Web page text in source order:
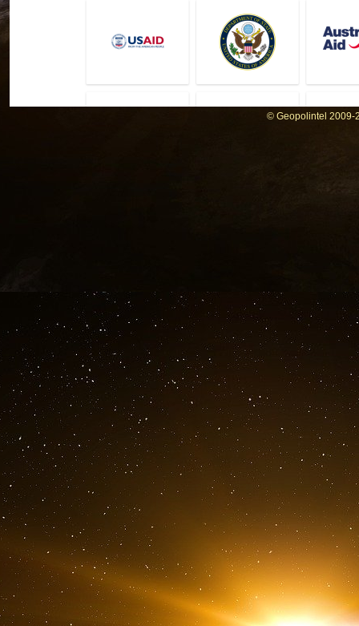
Une entreprise spécialisée dans
dans le cadre d’une affaire de
aux Philippines
Jeudi 16 octobre 2025
Bureau du procureur fédéral, district sud de
MIAMI – Un grand jury fédéral de Miami a
modificatif mettant en cause une
services électoraux pour avoir participé à un
d’un million de dollars de pots-de-vin à un
cadre de contrats liés aux élections nationales
L’acte d’accusation modificatif met en
entités de sa structure d’entreprise, est
« Smartmatic » ou « Smartmatic Group » —
président de la Commission électorale
quatre personnes avaient initialement été
© Geopolintel 2009-